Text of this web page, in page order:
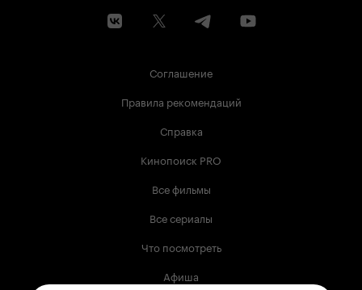
Соглашение
Правила рекомендаций
Справка
Кинопоиск PRO
Все фильмы
Все сериалы
Что посмотреть
Афиша